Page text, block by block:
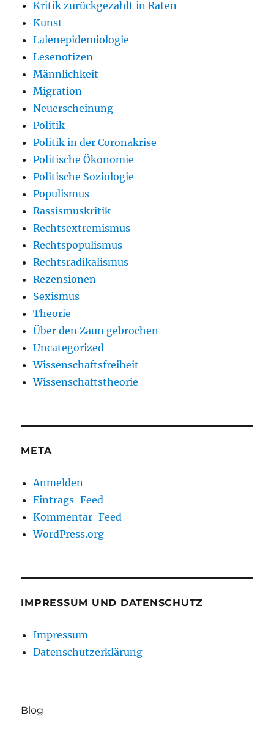
Kritik zurückgezahlt in Raten
Kunst
Laienepidemiologie
Lesenotizen
Männlichkeit
Migration
Neuerscheinung
Politik
Politik in der Coronakrise
Politische Ökonomie
Politische Soziologie
Populismus
Rassismuskritik
Rechtsextremismus
Rechtspopulismus
Rechtsradikalismus
Rezensionen
Sexismus
Theorie
Über den Zaun gebrochen
Uncategorized
Wissenschaftsfreiheit
Wissenschaftstheorie
META
Anmelden
Eintrags-Feed
Kommentar-Feed
WordPress.org
IMPRESSUM UND DATENSCHUTZ
Impressum
Datenschutzerklärung
Blog